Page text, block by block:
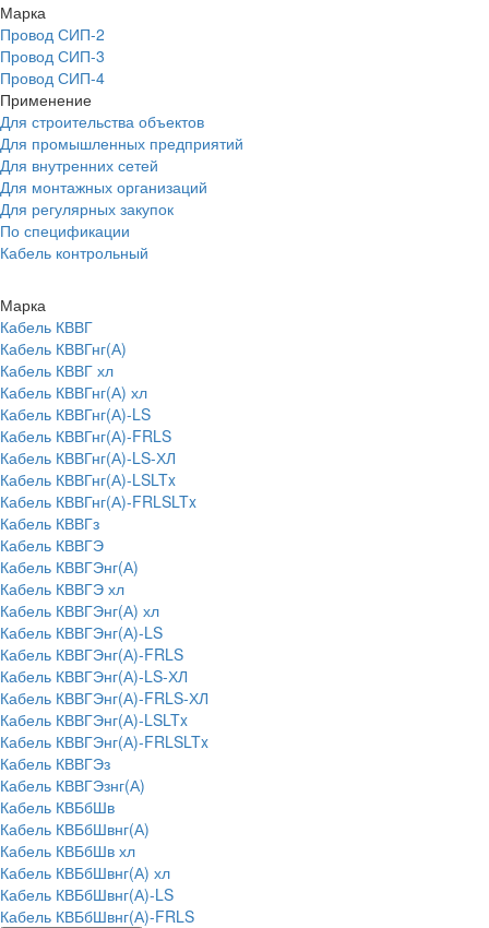
Марка
Провод СИП-2
Провод СИП-3
Провод СИП-4
Применение
Для строительства объектов
Для промышленных предприятий
Для внутренних сетей
Для монтажных организаций
Для регулярных закупок
По спецификации
Кабель контрольный
Марка
Кабель КВВГ
Кабель КВВГнг(А)
Кабель КВВГ хл
Кабель КВВГнг(А) хл
Кабель КВВГнг(А)-LS
Кабель КВВГнг(А)-FRLS
Кабель КВВГнг(А)-LS-ХЛ
Кабель КВВГнг(А)-LSLTx
Кабель КВВГнг(А)-FRLSLTx
Кабель КВВГз
Кабель КВВГЭ
Кабель КВВГЭнг(А)
Кабель КВВГЭ хл
Кабель КВВГЭнг(А) хл
Кабель КВВГЭнг(А)-LS
Кабель КВВГЭнг(А)-FRLS
Кабель КВВГЭнг(А)-LS-ХЛ
Кабель КВВГЭнг(А)-FRLS-ХЛ
Кабель КВВГЭнг(А)-LSLTx
Кабель КВВГЭнг(А)-FRLSLTx
Кабель КВВГЭз
Кабель КВВГЭзнг(А)
Кабель КВБбШв
Кабель КВБбШвнг(А)
Кабель КВБбШв хл
Кабель КВБбШвнг(А) хл
Кабель КВБбШвнг(А)-LS
Кабель КВБбШвнг(А)-FRLS